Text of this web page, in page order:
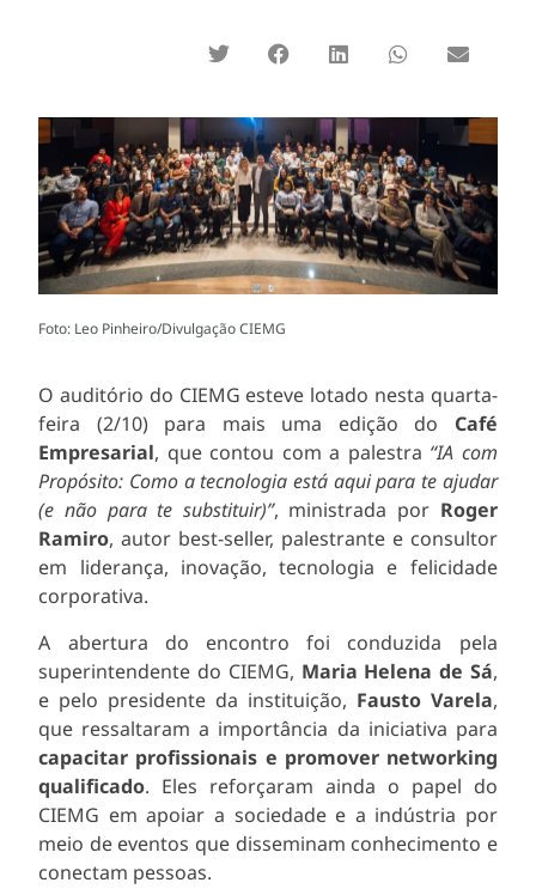
Foto: Leo Pinheiro/Divulgação CIEMG
O auditório do CIEMG esteve lotado nesta quarta-
feira (2/10) para mais uma edição do Café
Empresarial, que contou com a palestra “IA com
Propósito: Como a tecnologia está aqui para te ajudar
(e não para te substituir)”, ministrada por Roger
Ramiro, autor best-seller, palestrante e consultor
em liderança, inovação, tecnologia e felicidade
corporativa.
A abertura do encontro foi conduzida pela
superintendente do CIEMG, Maria Helena de Sá,
e pelo presidente da instituição, Fausto Varela,
que ressaltaram a importância da iniciativa para
capacitar profissionais e promover networking
qualificado. Eles reforçaram ainda o papel do
CIEMG em apoiar a sociedade e a indústria por
meio de eventos que disseminam conhecimento e
conectam pessoas.